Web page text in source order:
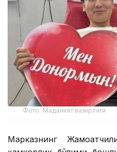
Фото: Маданият вазирлиги
Марказнинг